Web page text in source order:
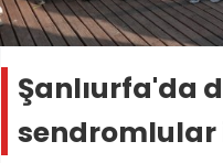
Şanlıurfa'da
sendromlular